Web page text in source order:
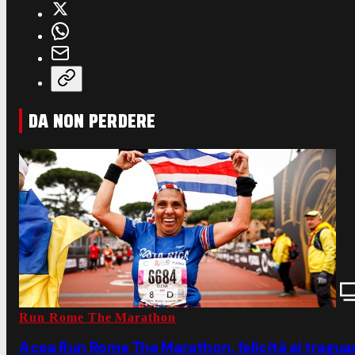
DA NON PERDERE
Run Rome The Marathon
Acea Run Rome The Marathon, felicità al